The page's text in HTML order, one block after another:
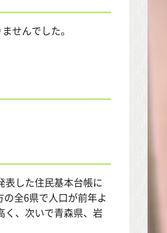
せんでした。
した住民基本台帳に
全6県で人口が前年よ
く、次いで青森県、岩